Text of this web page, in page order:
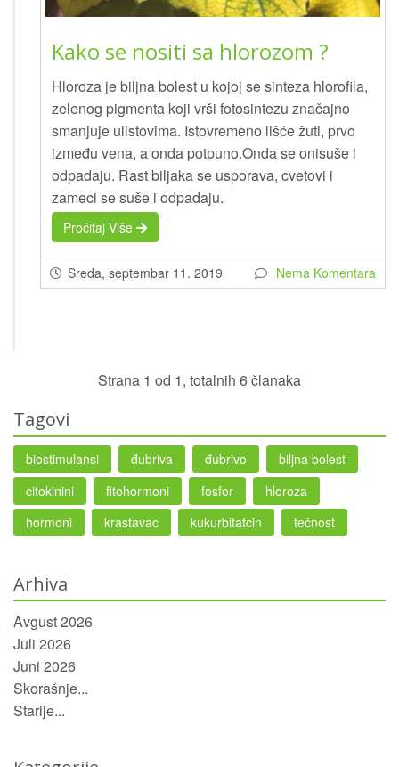
Kako se nositi sa hlorozom ?
Hloroza je biljna bolest u kojoj se sinteza hlorofila,
zelenog pigmenta koji vrši fotosintezu značajno
smanjuje ulistovima. Istovremeno lišće žuti, prvo
između vena, a onda potpuno.Onda se onisuše i
odpadaju. Rast biljaka se usporava, cvetovi i
zameci se suše i odpadaju.
Pročitaj Više
Sreda, septembar 11. 2019 Nema Komentara
Strana 1 od 1, totalnih 6 članaka
Tagovi
biostimulansi đubriva đubrivo
biljna bolest
citokinini
fitohormoni fosfor
hloroza
hormoni
krastavac kukurbitatcin tečnost
Arhiva
Avgust 2026
Juli 2026
Juni 2026
Skorašnje...
Starije...